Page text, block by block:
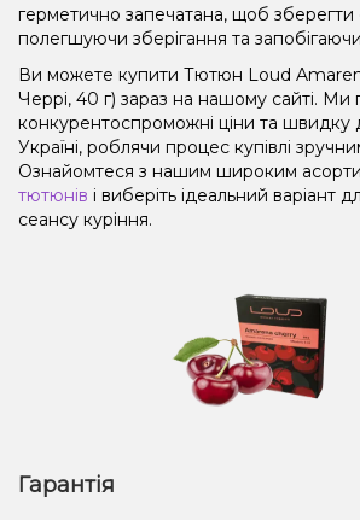
герметично запечатана, щоб зберегти
полегшуючи зберігання та
Ви можете купити Тютюн Loud
Черрі, 40 г) зараз на нашому сайті.
конкурентоспроможні ціни та швидку
Україні, роблячи процес купівлі
Ознайомтеся з нашим широким
тютюнів і виберіть ідеальний варіант
сеансу куріння.
Гарантія